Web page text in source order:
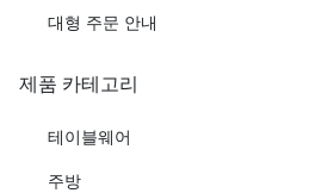
대형 주문 안내
제품 카테고리
테이블웨어
주방